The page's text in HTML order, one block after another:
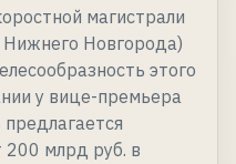
магистрали
Новгорода)
этого
у вице-премьера
200 млрд руб. в